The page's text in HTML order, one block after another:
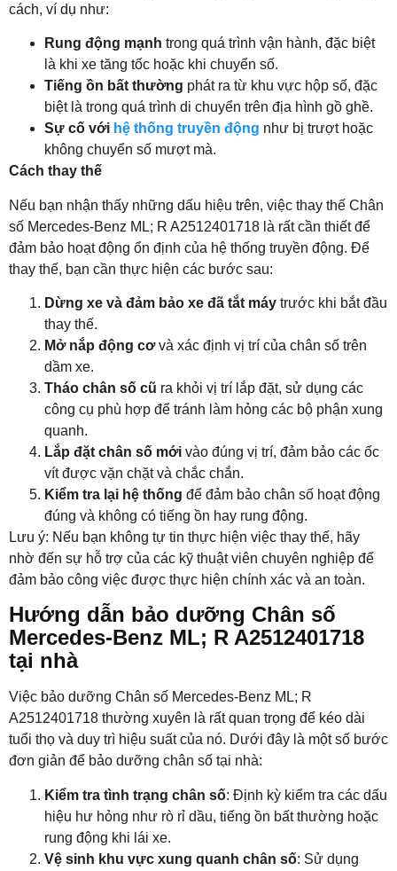
cách, ví dụ như:
Rung động mạnh trong quá trình vận hành, đặc biệt
là khi xe tăng tốc hoặc khi chuyển số.
Tiếng ồn bất thường phát ra từ khu vực hộp số, đặc
biệt là trong quá trình di chuyển trên địa hình gồ ghề.
Sự cố với hệ thống truyền động như bị trượt hoặc
không chuyển số mượt mà.
Cách thay thế
Nếu bạn nhận thấy những dấu hiệu trên, việc thay thế Chân
số Mercedes-Benz ML; R A2512401718 là rất cần thiết để
đảm bảo hoạt động ổn định của hệ thống truyền động. Để
thay thế, bạn cần thực hiện các bước sau:
Dừng xe và đảm bảo xe đã tắt máy trước khi bắt đầu
thay thế.
Mở nắp động cơvà xác định vị trí của chân số trên
dầm xe.
Tháo chân số cũ ra khỏi vị trí lắp đặt, sử dụng các
công cụ phù hợp để tránh làm hỏng các bộ phận xung
quanh.
Lắp đặt chân số mới vào đúng vị trí, đảm bảo các ốc
vít được vặn chặt và chắc chắn.
Kiểm tra lại hệ thống để đảm bảo chân số hoạt động
đúng và không có tiếng ồn hay rung động.
Lưu ý: Nếu bạn không tự tin thực hiện việc thay thế, hãy
nhờ đến sự hỗ trợ của các kỹ thuật viên chuyên nghiệp để
đảm bảo công việc được thực hiện chính xác và an toàn.
Hướng dẫn bảo dưỡng Chân số
Mercedes-Benz ML; R A2512401718
tại nhà
Việc bảo dưỡng Chân số Mercedes-Benz ML; R
A2512401718 thường xuyên là rất quan trọng để kéo dài
tuổi thọ và duy trì hiệu suất của nó. Dưới đây là một số bước
đơn giản để bảo dưỡng chân số tại nhà:
Kiểm tra tình trạng chân số: Định kỳ kiểm tra các dấu
hiệu hư hỏng như rò rỉ dầu, tiếng ồn bất thường hoặc
rung động khi lái xe.
Vệ sinh khu vực xung quanh chân số: Sử dụng